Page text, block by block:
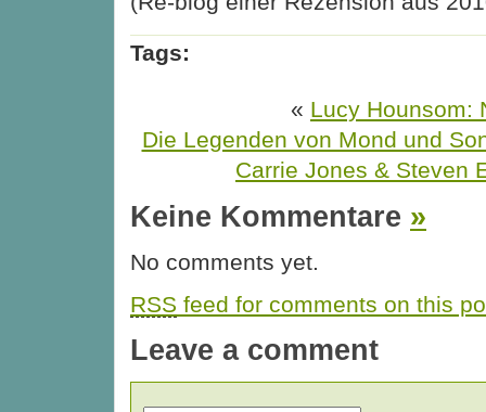
Tags:
« Lucy Hounsom:
Die Legenden von Mond und
Carrie Jones & Steven
Keine Kommentare »
No comments yet.
RSS feed for comments on this
Leave a comment